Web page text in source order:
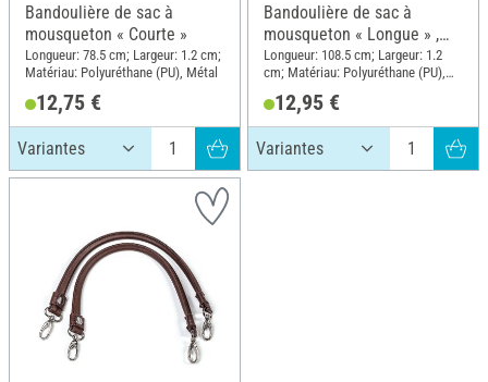
Bandoulière de sac à
mousqueton « Courte »
Longueur: 78.5 cm; Largeur: 1.2 cm;
Matériau: Polyuréthane (PU), Métal
12,75 €
Bandoulière de sac à
mousqueton « Longue » ,
réglable
Longueur: 108.5 cm; Largeur: 1.2
cm; Matériau: Polyuréthane (PU),
12,95 €